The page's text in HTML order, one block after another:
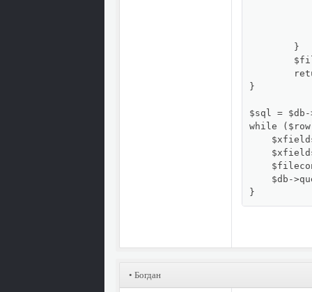
}
$sql = $db-
while
$db-
}
• Богдан